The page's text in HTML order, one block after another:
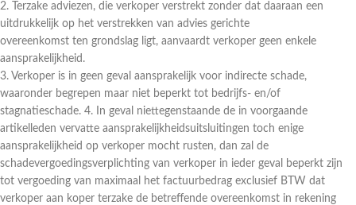
2. Terzake adviezen, die verkoper verstrekt zonder dat daaraan een
uitdrukkelijk op het verstrekken van advies gerichte
overeenkomst ten grondslag ligt, aanvaardt verkoper geen enkele
aansprakelijkheid.
3. Verkoper is in geen geval aansprakelijk voor indirecte schade,
waaronder begrepen maar niet beperkt tot bedrijfs- en/of
stagnatieschade. 4. In geval niettegenstaande de in voorgaande
artikelleden vervatte aansprakelijkheidsuitsluitingen toch enige
aansprakelijkheid op verkoper mocht rusten, dan zal de
schadevergoedingsverplichting van verkoper in ieder geval beperkt zijn
tot vergoeding van maximaal het factuurbedrag exclusief BTW dat
verkoper aan koper terzake de betreffende overeenkomst in rekening